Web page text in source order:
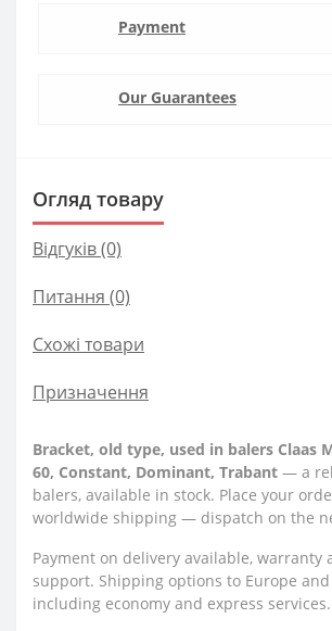
Payment
Our Guarantees
Огляд товару
Відгуків (0)
Питання (0)
Схожі товари
Призначення
Bracket, old type, used in balers Claas
60, Constant, Dominant, Trabant — a
balers, available in stock. Place your
worldwide shipping — dispatch on the
Payment on delivery available, warranty
support. Shipping options to Europe and
including economy and express services.